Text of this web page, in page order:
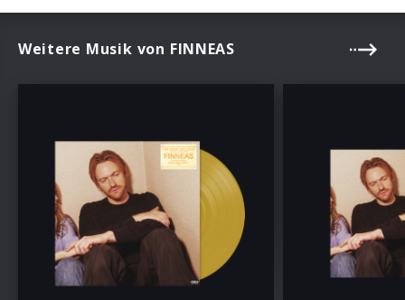
Weitere Musik von FINNEAS